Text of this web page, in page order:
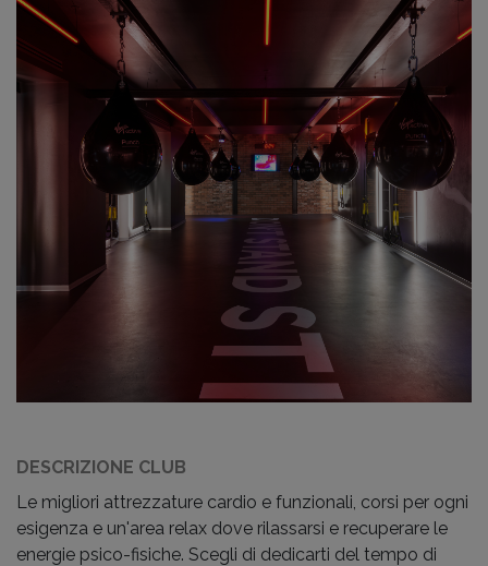
DESCRIZIONE CLUB
Le migliori attrezzature cardio e funzionali, corsi per ogni
esigenza e un'area relax dove rilassarsi e recuperare le
energie psico-fisiche. Scegli di dedicarti del tempo di